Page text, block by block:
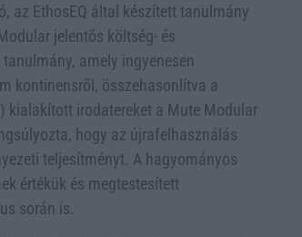
az EthosEQ által készített tanulmány
jelentős költség- és
amely ingyenesen
kontinensről, összehasonlítva a
kialakított irodatereket a Mute Modular
hogy az újrafelhasználás
teljesítményt. A hagyományos
értékük és megtestesített
során is.